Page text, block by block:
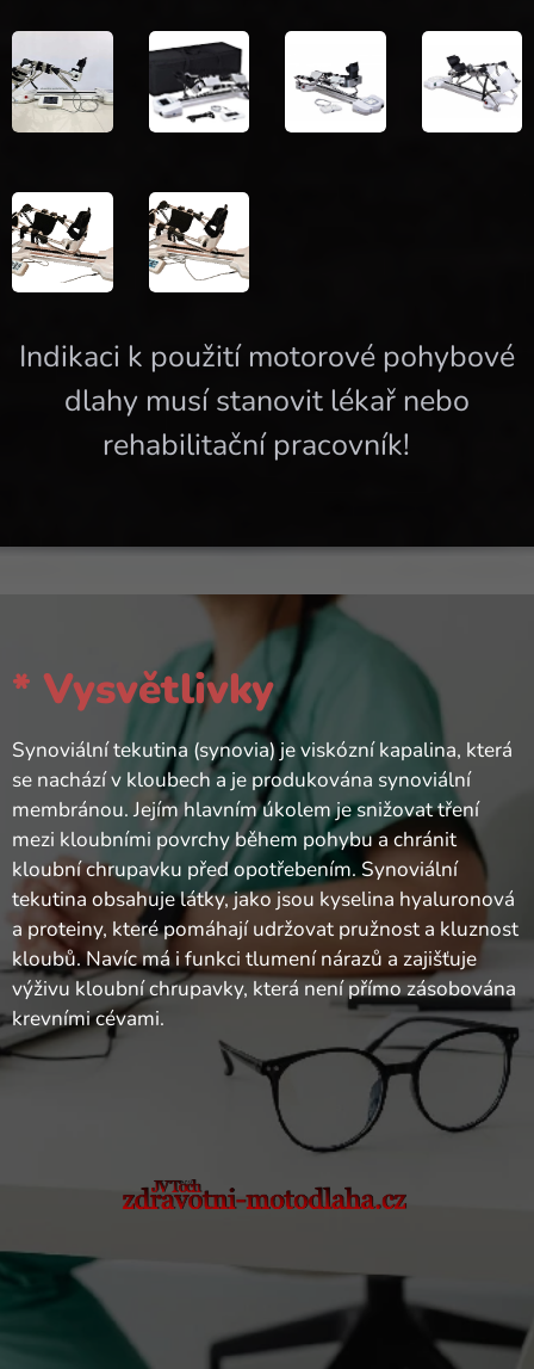
Indikaci k použití motorové pohybové
dlahy musí stanovit lékař nebo
rehabilitační pracovník!
* Vysvětlivky
Synoviální tekutina (synovia) je viskózní kapalina, která
se nachází v kloubech a je produkována synoviální
membránou. Jejím hlavním úkolem je snižovat tření
mezi kloubními povrchy během pohybu a chránit
kloubní chrupavku před opotřebením. Synoviální
tekutina obsahuje látky, jako jsou kyselina hyaluronová
a proteiny, které pomáhají udržovat pružnost a kluznost
kloubů. Navíc má i funkci tlumení nárazů a zajišťuje
výživu kloubní chrupavky, která není přímo zásobována
krevními cévami.